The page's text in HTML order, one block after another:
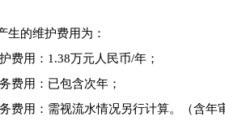
生的维护费用为：
费用：1.38万元人民币/年；
费用：已包含次年；
费用： 需视流水情况另行计算。（含年